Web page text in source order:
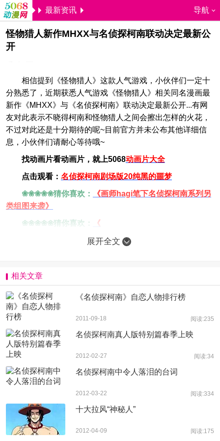
最新资讯 导航
怪物猎人新作MHXX与名侦探柯南联动决定最新公
开
相信提到《怪物猎人》这款人气游戏，小伙伴们一定十
分熟悉了，近期获悉人气游戏《怪物猎人》相关同名漫画最
新作《MHXX》与《名侦探柯南》联动决定最新公开...有网
友对此表示不晓得柯南和怪物猎人之间会擦出怎样的火花，
不过对此还是十分期待的呢~目前官方并未公布其他详细信
息，小伙伴们请耐心等待哦~
找动画片看动画片，就上5068动画片大全
点击观看： 名侦探柯南剧场版20纯黑的噩梦
❀❀❀❀❀猜你喜欢：
《画师hagi笔下名侦探柯南系列另
类组图来袭》
❀❀❀❀❀猜你喜欢： 《
展开全文
相关文章
《名侦探柯南》自恋人物排行榜
2011-09-18 阅读:235
名侦探柯南真人版特别篇春季上映
2012-02-27 阅读:34
名侦探柯南中令人落泪的台词
2012-03-22 阅读:334
十大拉风“神秘人”
2012-04-09 阅读:175